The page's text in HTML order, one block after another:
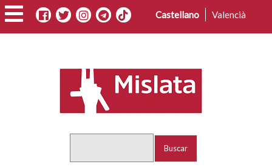
Pasar
al
contenido
Castellano Valencià